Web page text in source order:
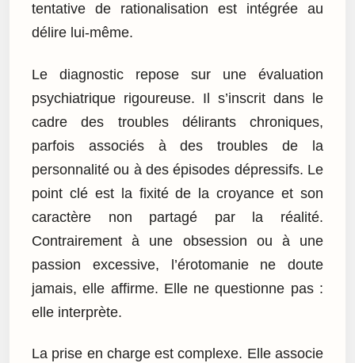
tentative de rationalisation est intégrée au
délire lui-même.
Le diagnostic repose sur une évaluation
psychiatrique rigoureuse. Il s’inscrit dans le
cadre des troubles délirants chroniques,
parfois associés à des troubles de la
personnalité ou à des épisodes dépressifs. Le
point clé est la fixité de la croyance et son
caractère non partagé par la réalité.
Contrairement à une obsession ou à une
passion excessive, l’érotomanie ne doute
jamais, elle affirme. Elle ne questionne pas :
elle interprète.
La prise en charge est complexe. Elle associe